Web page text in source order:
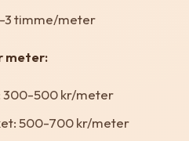
3 timme/meter
meter:
300-500 kr/meter
500-700 kr/meter